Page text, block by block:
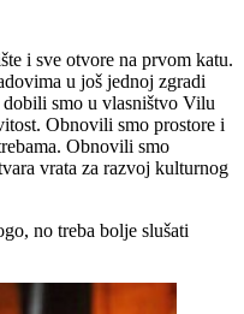
i sve otvore na prvom katu.
u još jednoj zgradi
smo u vlasništvo Vilu
Obnovili smo prostore i
Obnovili smo
vrata za razvoj kulturnog
no treba bolje slušati